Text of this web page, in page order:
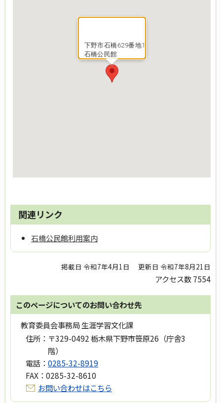
下野市石橋629番地1
石橋公民館
関連リンク
石橋公民館利用案内
掲載日 令和7年4月1日 更新日 令和7年8月21日
アクセス数7554
このページについてのお問い合わせ先
教育委員会事務局 生涯学習文化課
住所： 〒329-0492 栃木県下野市笹原26（庁舎3
階）
電話： 0285-32-8919
FAX： 0285-32-8610
お問い合わせはこちら